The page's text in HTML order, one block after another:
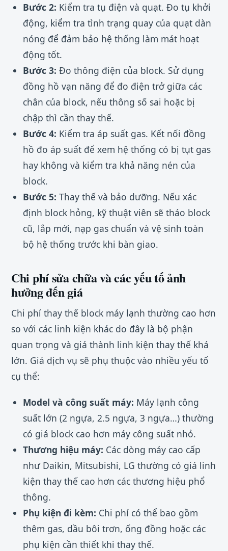
Bước 2: Kiểm tra tụ điện và quạt. Đo tụ khởi
động, kiểm tra tình trạng quay của quạt dàn
nóng để đảm bảo hệ thống làm mát hoạt
động tốt.
Bước 3: Đo thông điện của block. Sử dụng
đồng hồ vạn năng để đo điện trở giữa các
chân của block, nếu thông số sai hoặc bị
chập thì cần thay thế.
Bước 4: Kiểm tra áp suất gas. Kết nối đồng
hồ đo áp suất để xem hệ thống có bị tụt gas
hay không và kiểm tra khả năng nén của
block.
Bước 5: Thay thế và bảo dưỡng. Nếu xác
định block hỏng, kỹ thuật viên sẽ tháo block
cũ, lắp mới, nạp gas chuẩn và vệ sinh toàn
bộ hệ thống trước khi bàn giao.
Chi phí sửa chữa và các yếu tố ảnh
hưởng đến giá
Chi phí thay thế block máy lạnh thường cao hơn
so với các linh kiện khác do đây là bộ phận
quan trọng và giá thành linh kiện thay thế khá
lớn. Giá dịch vụ sẽ phụ thuộc vào nhiều yếu tố
cụ thể:
Model và công suất máy: Máy lạnh công
suất lớn (2 ngựa, 2.5 ngựa, 3 ngựa…) thường
có giá block cao hơn máy công suất nhỏ.
Thương hiệu máy: Các dòng máy cao cấp
như Daikin, Mitsubishi, LG thường có giá linh
kiện thay thế cao hơn các thương hiệu phổ
thông.
Phụ kiện đi kèm: Chi phí có thể bao gồm
thêm gas, dầu bôi trơn, ống đồng hoặc các
phụ kiện cần thiết khi thay thế.